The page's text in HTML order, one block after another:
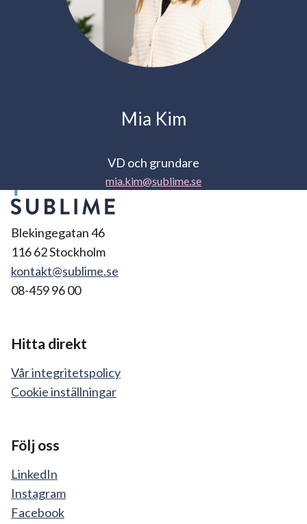
Mia Kim
VD och grundare
mia.kim@sublime.se
Blekingegatan 46
116 62 Stockholm
kontakt@sublime.se
08-459 96 00
Hitta direkt
Vår integritetspolicy
Cookie inställningar
Följ oss
LinkedIn
Instagram
Facebook